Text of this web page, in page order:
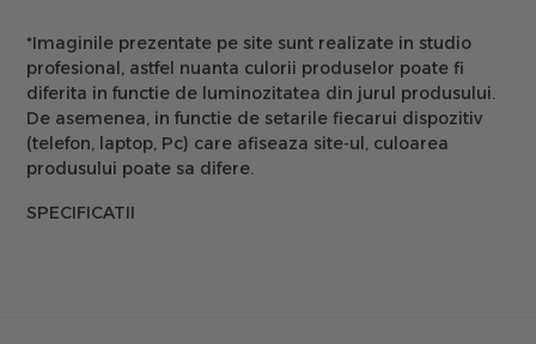
*Imaginile prezentate pe site sunt realizate in studio
profesional, astfel nuanta culorii produselor poate fi
diferita in functie de luminozitatea din jurul produsului.
De asemenea, in functie de setarile fiecarui dispozitiv
(telefon, laptop, Pc) care afiseaza site-ul, culoarea
produsului poate sa difere.
SPECIFICATII